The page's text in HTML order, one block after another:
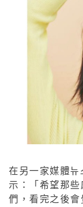
在另一家媒體
示：「希望那
們，看完之後會